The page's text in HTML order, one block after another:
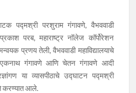
पद्मश्री परशुराम गंगावणे, वैभववाडी
परब, महाराष्ट्र नॉलेज कॉर्पोरेशन
प्रणय तेली, वैभववाडी महाविद्यालयाचे
एकनाथ गंगावणे आणि चेतन गंगावणे आदी
या व्यासपीठाचे उद्घाटन पद्मश्री
करण्यात आले.